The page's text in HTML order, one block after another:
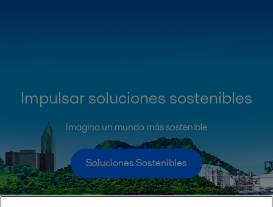
Impulsar soluciones sostenibles
Imagina un mundo más sostenible
Soluciones Sostenibles